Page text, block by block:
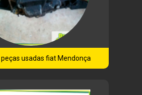
usadas fiat Mendonça